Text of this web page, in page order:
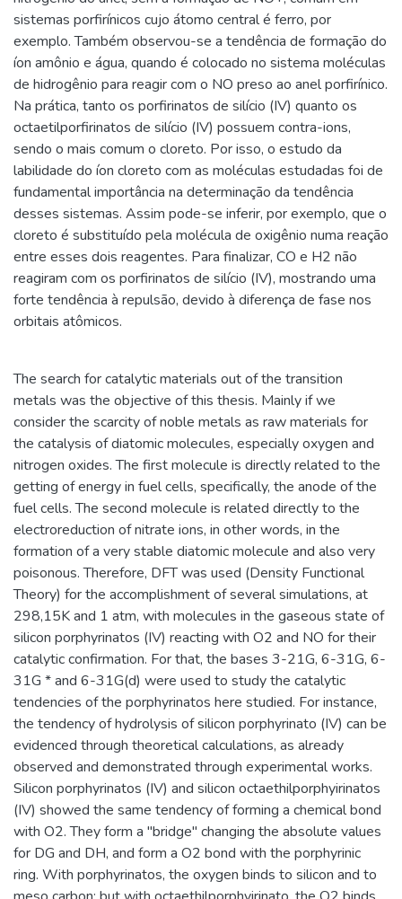
sistemas porfirínicos cujo átomo central é ferro, por
exemplo. Também observou-se a tendência de formação do
íon amônio e água, quando é colocado no sistema moléculas
de hidrogênio para reagir com o NO preso ao anel porfirínico.
Na prática, tanto os porfirinatos de silício (IV) quanto os
octaetilporfirinatos de silício (IV) possuem contra-ions,
sendo o mais comum o cloreto. Por isso, o estudo da
labilidade do íon cloreto com as moléculas estudadas foi de
fundamental importância na determinação da tendência
desses sistemas. Assim pode-se inferir, por exemplo, que o
cloreto é substituído pela molécula de oxigênio numa reação
entre esses dois reagentes. Para finalizar, CO e H2 não
reagiram com os porfirinatos de silício (IV), mostrando uma
forte tendência à repulsão, devido à diferença de fase nos
orbitais atômicos.
The search for catalytic materials out of the transition
metals was the objective of this thesis. Mainly if we
consider the scarcity of noble metals as raw materials for
the catalysis of diatomic molecules, especially oxygen and
nitrogen oxides. The first molecule is directly related to the
getting of energy in fuel cells, specifically, the anode of the
fuel cells. The second molecule is related directly to the
electroreduction of nitrate ions, in other words, in the
formation of a very stable diatomic molecule and also very
poisonous. Therefore, DFT was used (Density Functional
Theory) for the accomplishment of several simulations, at
298,15K and 1 atm, with molecules in the gaseous state of
silicon porphyrinatos (IV) reacting with O2 and NO for their
catalytic confirmation. For that, the bases 3-21G, 6-31G, 6-
31G * and 6-31G(d) were used to study the catalytic
tendencies of the porphyrinatos here studied. For instance,
the tendency of hydrolysis of silicon porphyrinato (IV) can be
evidenced through theoretical calculations, as already
observed and demonstrated through experimental works.
Silicon porphyrinatos (IV) and silicon octaethilporphyirinatos
(IV) showed the same tendency of forming a chemical bond
with O2. They form a "bridge" changing the absolute values
for DG and DH, and form a O2 bond with the porphyrinic
ring. With porphyrinatos, the oxygen binds to silicon and to